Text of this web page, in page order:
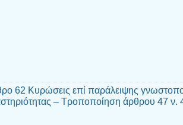
62 Κυρώσεις επί παράλειψης
– Τροποποίηση άρθρου 47 ν.